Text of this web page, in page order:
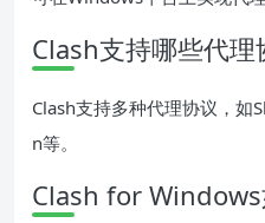
Clash支持哪些代理
Clash支持多种代理协议，如
n等。
Clash for Windows